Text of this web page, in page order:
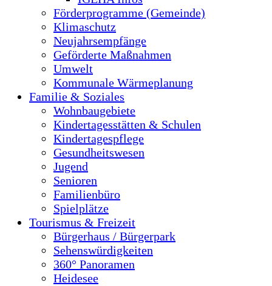
Förderprogramme (Gemeinde)
Klimaschutz
Neujahrsempfänge
Geförderte Maßnahmen
Umwelt
Kommunale Wärmeplanung
Familie & Soziales
Wohnbaugebiete
Kindertagesstätten & Schulen
Kindertagespflege
Gesundheitswesen
Jugend
Senioren
Familienbüro
Spielplätze
Tourismus & Freizeit
Bürgerhaus / Bürgerpark
Sehenswürdigkeiten
360° Panoramen
Heidesee